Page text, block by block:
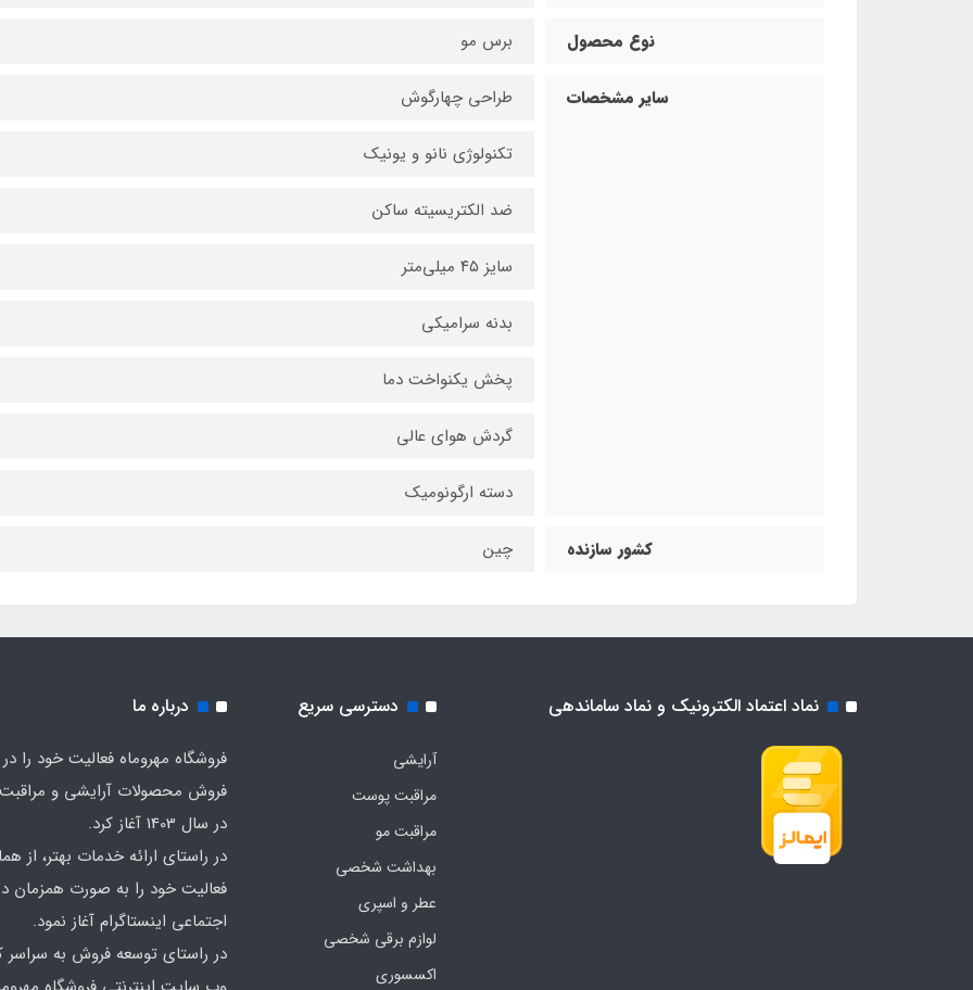
نوع محصول برس مو
سایر مشخصات طراحی چهارگوش
تکنولوژی نانو و یونیک
ضد الکتریسیته ساکن
سایز ۴۵ میلی‌متر
بدنه سرامیکی
پخش یکنواخت دما
گردش هوای عالی
دسته ارگونومیک
کشور سازنده چین
نماد اعتماد الکترونیک و نماد ساماندهی دسترسی سریع
آرایشی
مراقبت پوست
مراقبت مو
بهداشت شخصی
عطر و اسپری
لوازم برقی شخصی
اکسسوری
درباره ما
فروشگاه مهروماه فعالیت خود را در
فروش محصولات آرایشی و
در سال 1403 آغاز کرد.
در راستای ارائه خدمات بهتر، از
فعالیت خود را به صورت همزمان
اجتماعی اینستاگرام آغاز نمود.
در راستای توسعه فروش به سراسر